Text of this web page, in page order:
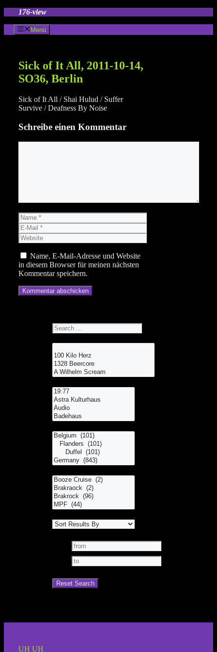
springen
176-view
Menü
Sick of It All, 2011-10-14,
SO36, Berlin
Sick of It All / Shai Hulud / Suffer
Survive / Deafness By Noise
Schreibe einen Kommentar
Name
E-
Mail
Website
Name, E-Mail-Adresse und Website
in diesem Browser für meinen nächsten
Kommentar speichern.
UH UH